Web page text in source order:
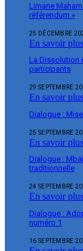
Limane
référendum »
25 DÉCEMBRE
En savoir plus
La Dissolution
participants
29 SEPTEMBRE
En savoir plus
Dialogue :
25 SEPTEMBRE
En savoir plus
Dialogue :
traditionnelle
24 SEPTEMBRE
En savoir plus
Dialogue :
numéro 1
16 SEPTEMBRE